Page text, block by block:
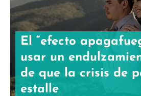
El “efecto
usar un
de que la crisis de
estalle